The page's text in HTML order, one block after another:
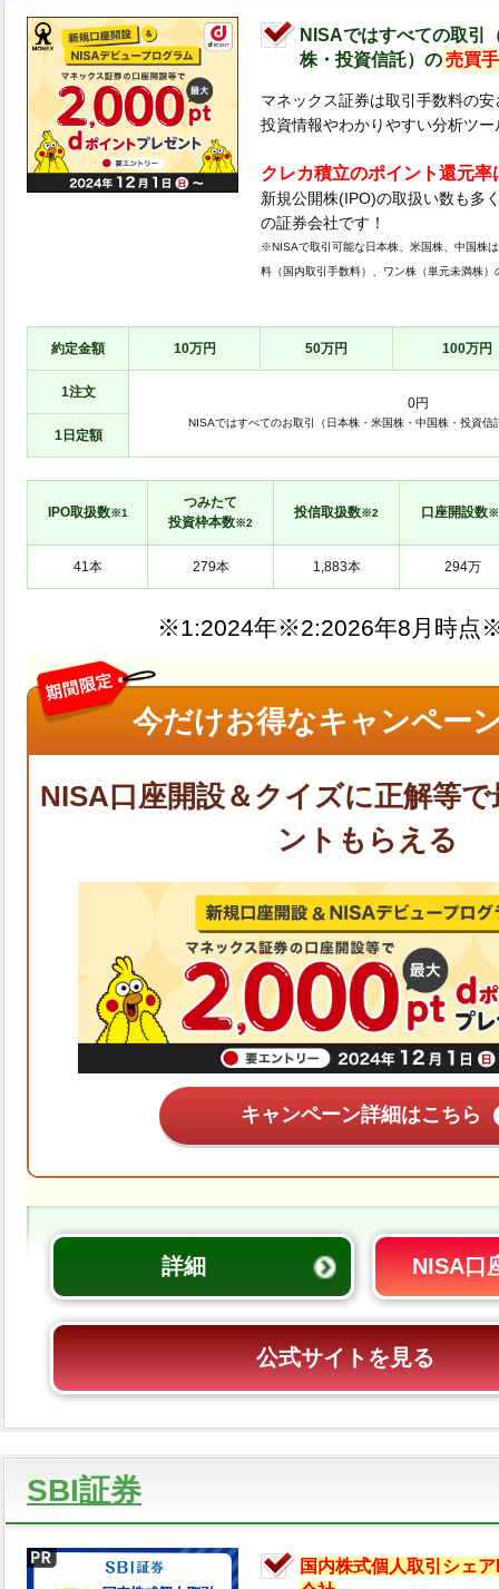
NISAではすべての取引
株・投資信託）の売買
マネックス証券は取引手数料の安
投資情報やわかりやすい分析ツ
クレカ積立のポイント還元率
新規公開株(IPO)の取扱い数も多
の証券会社です！
※NISAで取引可能な日本株、米国株、中国株
料（国内取引手数料）、ワン株（単元未満株
約定金額 10万円 50万円 100万円
1注文
0円
1日定額
IPO取扱数※1
つみたて
投資枠本数※2
投信取扱数※2 口座開設数
※1: ※2:
今だけお得なキャンペー
キャンペーン詳細はこちら
詳細 NISA口
公式サイトを見る
SBI証券
国内株式個人取引シェ